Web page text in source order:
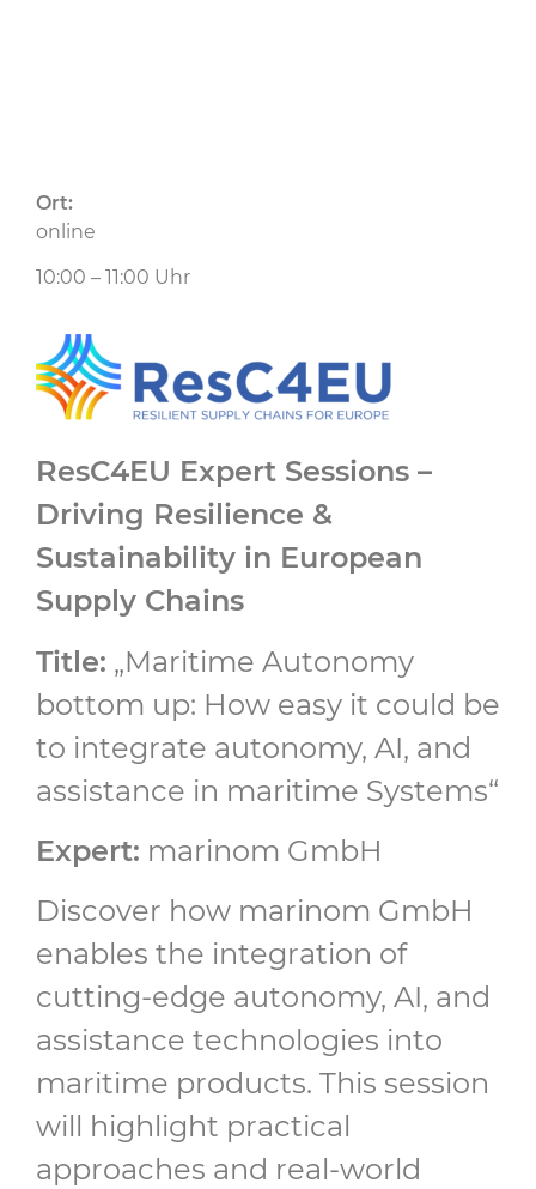
Ort:
online
10:00 – 11:00 Uhr
ResC4EU Expert Sessions –
Driving Resilience &
Sustainability in European
Supply Chains
Title: „Maritime Autonomy
bottom up: How easy it could be
to integrate autonomy, AI, and
assistance in maritime Systems“
Expert: marinom GmbH
Discover how marinom GmbH
enables the integration of
cutting-edge autonomy, AI, and
assistance technologies into
maritime products. This session
will highlight practical
approaches and real-world